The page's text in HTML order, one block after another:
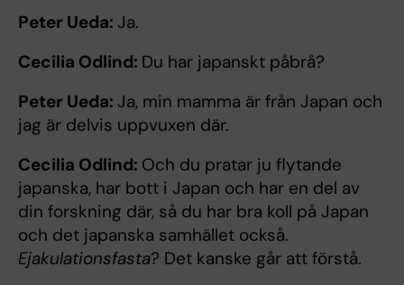
Peter Ueda: Ja.
Cecilia Odlind: Du har japanskt påbrå?
Peter Ueda: Ja, min mamma är från Japan och
jag är delvis uppvuxen där.
Cecilia Odlind: Och du pratar ju flytande
japanska, har bott i Japan och har en del av
din forskning där, så du har bra koll på Japan
och det japanska samhället också.
Ejakulationsfasta? Det kanske går att förstå.